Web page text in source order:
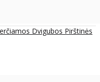
Dvigubos Pirštinės